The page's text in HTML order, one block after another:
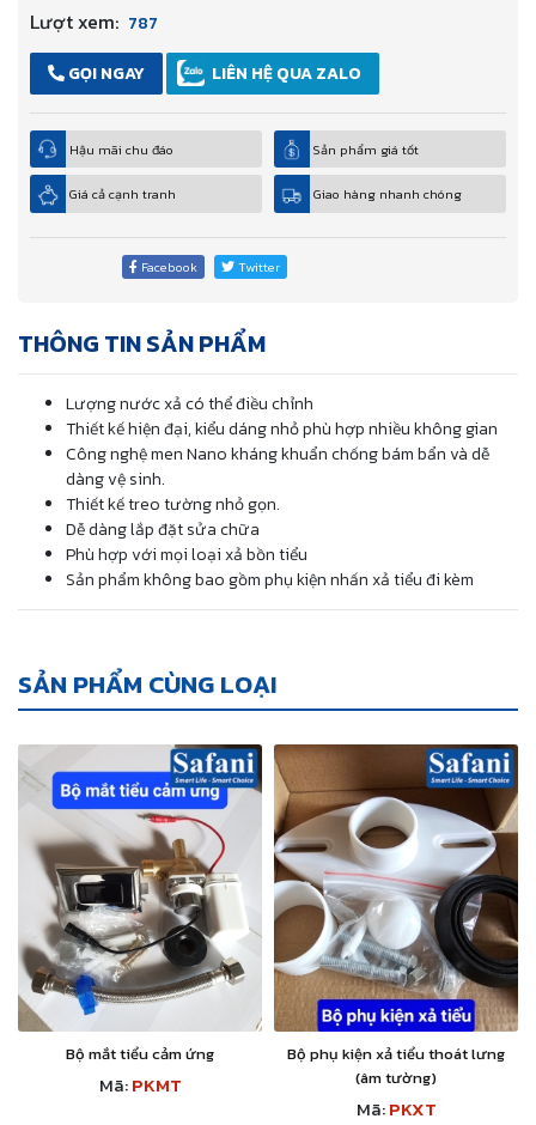
Lượt xem: 787
GỌI NGAY
LIÊN HỆ QUA ZALO
Hậu mãi chu đáo Sản phẩm giá tốt
Giá cả cạnh tranh Giao hàng nhanh chóng
Facebook Twitter
THÔNG TIN SẢN PHẨM
Lượng nước xả có thể điều chỉnh
Thiết kế hiện đại, kiểu dáng nhỏ phù hợp nhiều không gian
Công nghệ men Nano kháng khuẩn chống bám bẩn và dễ
dàng vệ sinh.
Thiết kế treo tường nhỏ gọn.
Dễ dàng lắp đặt sửa chữa
Phù hợp với mọi loại xả bồn tiểu
Sản phẩm không bao gồm phụ kiện nhấn xả tiểu đi kèm
SẢN PHẨM CÙNG LOẠI
Bộ mắt tiểu cảm ứng
Mã:PKMT
Bộ phụ kiện xả tiểu thoát lưng
(âm tường)
Mã:PKXT